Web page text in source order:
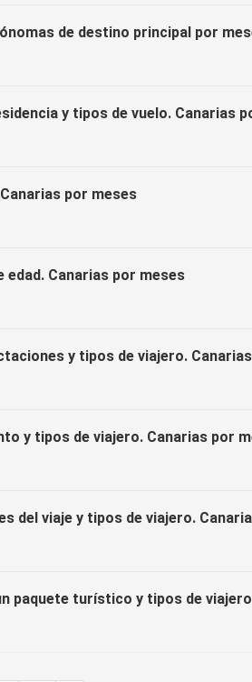
de destino principal por
y tipos de vuelo. Canarias
por meses
Canarias por meses
y tipos de viajero.
y tipos de viajero. Canarias por
del viaje y tipos de viajero.
paquete turístico y tipos de